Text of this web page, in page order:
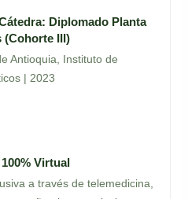
Diplomado Planta
(Cohorte III)
Antioquia, Instituto de
| 2023
Virtual
a través de telemedicina,